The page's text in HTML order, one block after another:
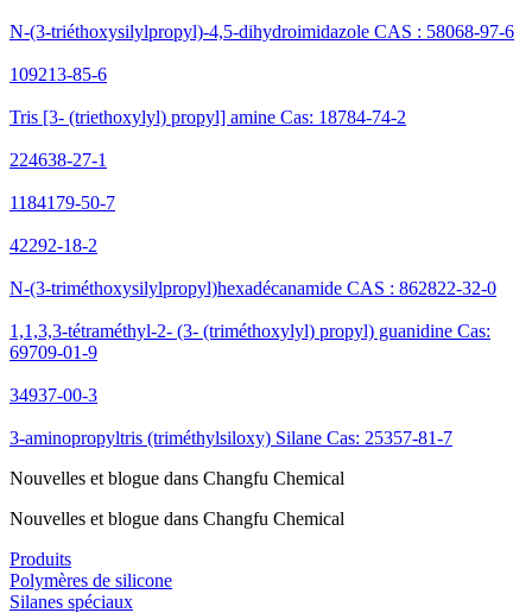
N-(3-triéthoxysilylpropyl)-4,5-dihydroimidazole CAS : 58068-97-6
109213-85-6
Tris [3- (triethoxylyl) propyl] amine Cas: 18784-74-2
224638-27-1
1184179-50-7
42292-18-2
N-(3-triméthoxysilylpropyl)hexadécanamide CAS : 862822-32-0
1,1,3,3-tétraméthyl-2- (3- (triméthoxylyl) propyl) guanidine Cas:
69709-01-9
34937-00-3
3-aminopropyltris (triméthylsiloxy) Silane Cas: 25357-81-7
Nouvelles et blogue dans Changfu Chemical
Nouvelles et blogue dans Changfu Chemical
Produits
Polymères de silicone
Silanes spéciaux